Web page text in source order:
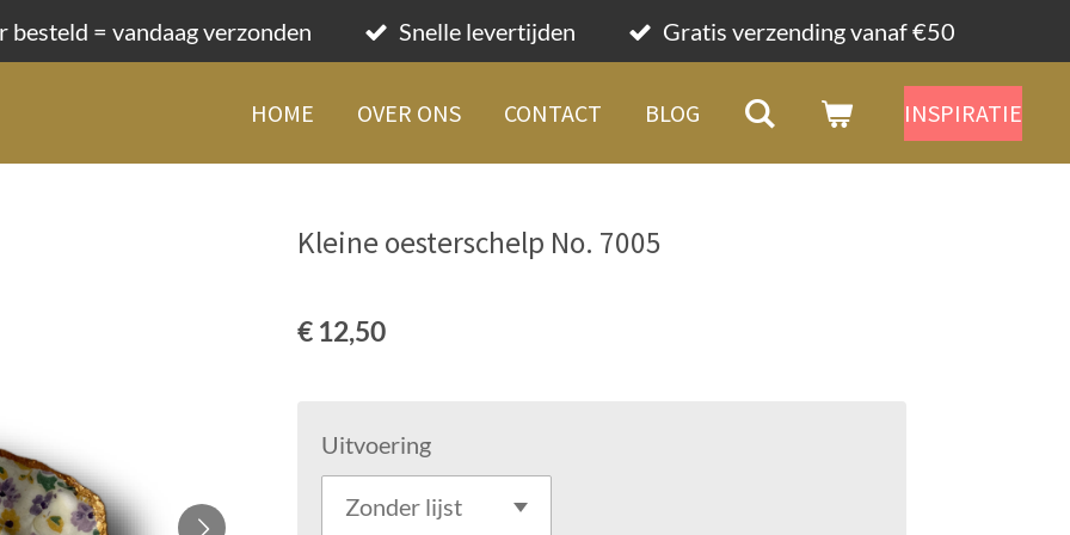
= vandaag verzonden Snelle levertijden Gratis verzending vanaf €50
HOME OVER ONS CONTACT BLOG INSPIRATIE
Kleine oesterschelp No. 7005
€ 12,50
Uitvoering